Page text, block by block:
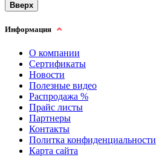
Вверх
Информация
О компании
Сертификаты
Новости
Полезные видео
Распродажа %
Прайс листы
Партнеры
Контакты
Политка конфиденциальности
Карта сайта